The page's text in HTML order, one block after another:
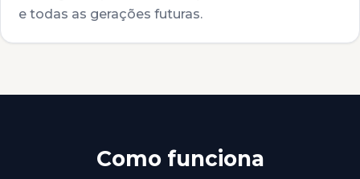
e todas as gerações futuras.
Como funciona